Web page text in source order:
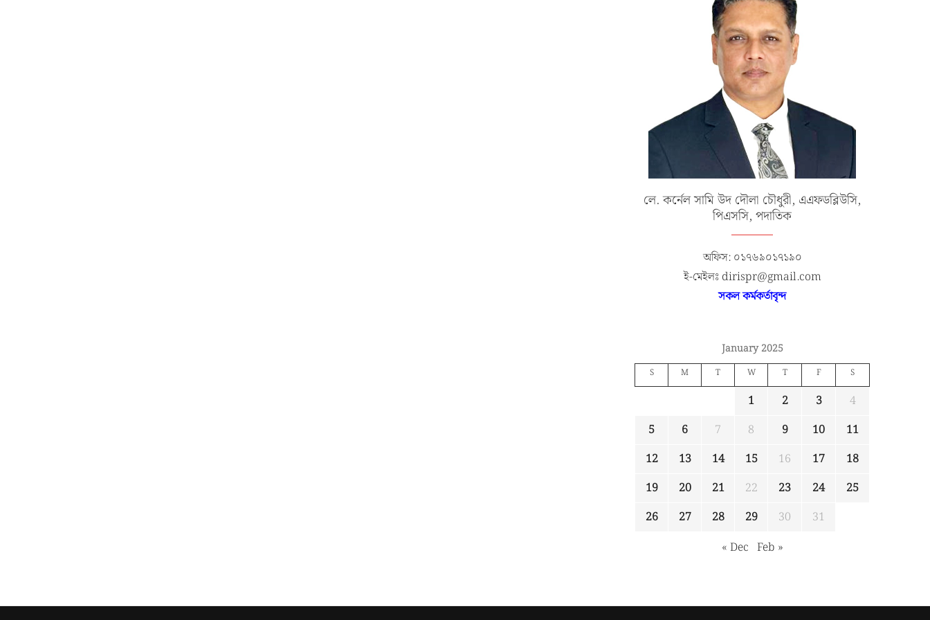
লে. কর্নেল সামি উদ দৌলা চৌধুরী, এএফডব্লিউসি,
পিএসসি, পদাতিক
অফিস: ০১৭৬৯০১৭১৯০
ই-মেইলঃ dirispr@gmail.com
সকল কর্মকর্তাবৃন্দ
January 2025
S M T W T F S
1 2 3
4
5
6 7 8 9 10
11
12
13 14 15 16 17
18
19
20 21 22 23 24
25
26
27 28 29 30
31
« Dec Feb »